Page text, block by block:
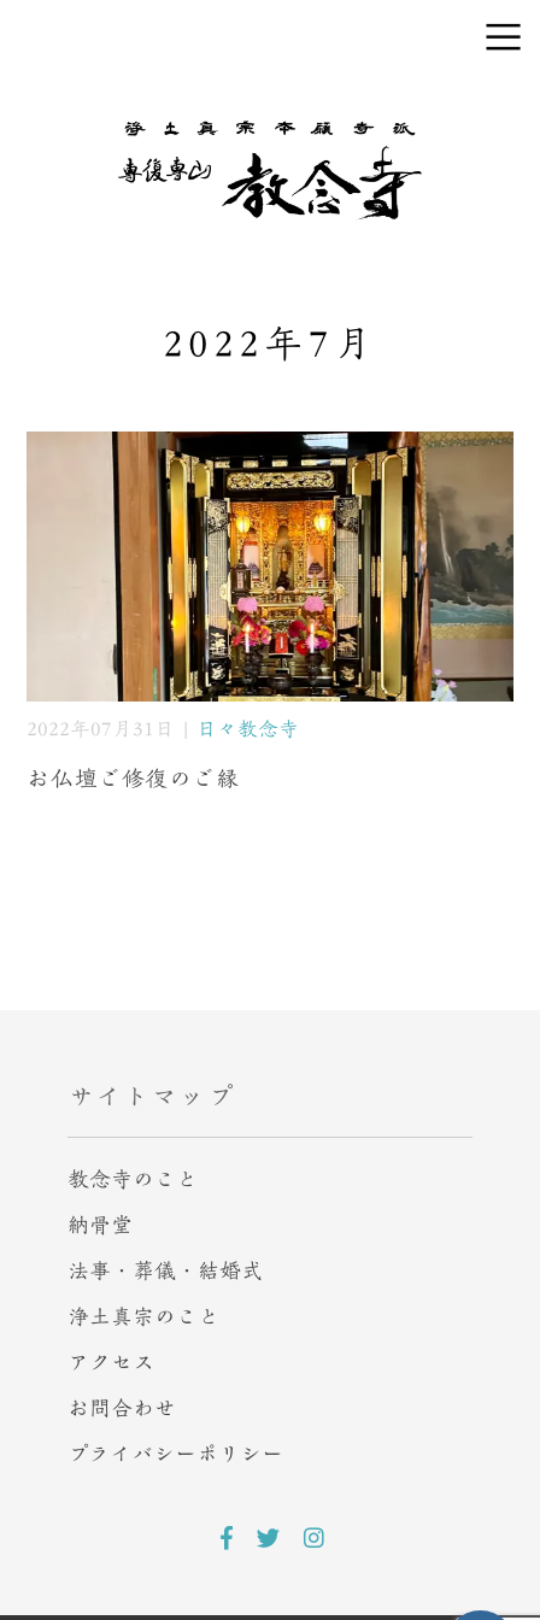
2022年7月
2022年07月31日 | 日々教念寺
お仏壇ご修復のご縁
サイトマップ
教念寺のこと
納骨堂
法事・葬儀・結婚式
浄土真宗のこと
アクセス
お問合わせ
プライバシー ポリシー